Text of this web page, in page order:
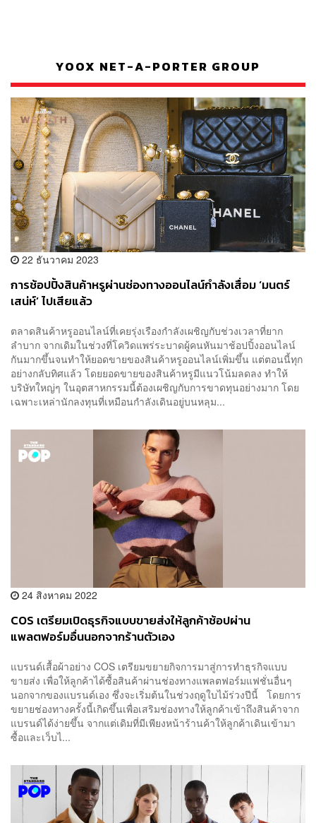
YOOX NET-A-PORTER GROUP
22 ธันวาคม 2023
การช้อปปิ้งสินค้าหรูผ่านช่องทางออนไลน์กำลังเสื่อม ‘มนตร์
เสน่ห์’ ไปเสียแล้ว
ตลาดสินค้าหรูออนไลน์ที่เคยรุ่งเรืองกำลังเผชิญกับช่วงเวลาที่ยาก
ลำบาก จากเดิมในช่วงที่โควิดแพร่ระบาดผู้คนหันมาช้อปปิ้งออนไลน์
กันมากขึ้นจนทำให้ยอดขายของสินค้าหรูออนไลน์เพิ่มขึ้น แต่ตอนนี้ทุก
อย่างกลับทิศแล้ว โดยยอดขายของสินค้าหรูมีแนวโน้มลดลง ทำให้
บริษัทใหญ่ๆ ในอุตสาหกรรมนี้ต้องเผชิญกับการขาดทุนอย่างมาก โดย
เฉพาะเหล่านักลงทุนที่เหมือนกำลังเดินอยู่บนหลุม...
24 สิงหาคม 2022
COS เตรียมเปิดธุรกิจแบบขายส่งให้ลูกค้าช้อปผ่าน
แพลตฟอร์มอื่นนอกจากร้านตัวเอง
แบรนด์เสื้อผ้าอย่าง COS เตรียมขยายกิจการมาสู่การทำธุรกิจแบบ
ขายส่ง เพื่อให้ลูกค้าได้ซื้อสินค้าผ่านช่องทางแพลตฟอร์มแฟชั่นอื่นๆ
นอกจากของแบรนด์เอง ซึ่งจะเริ่มต้นในช่วงฤดูใบไม้ร่วงปีนี้ โดยการ
ขยายช่องทางครั้งนี้เกิดขึ้นเพื่อเสริมช่องทางให้ลูกค้าเข้าถึงสินค้าจาก
แบรนด์ได้ง่ายขึ้น จากแต่เดิมที่มีเพียงหน้าร้านค้าให้ลูกค้าเดินเข้ามา
ซื้อและเว็บไ...